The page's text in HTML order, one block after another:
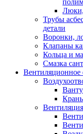
Трубы
детали
Воронки,
Клапаны
Кольца и
Смазка
Вентиляционное
Вентиляция